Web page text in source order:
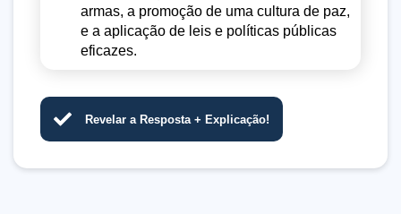
armas, a promoção de uma cultura de paz,
e a aplicação de leis e políticas públicas
eficazes.
Revelar a Resposta + Explicação!